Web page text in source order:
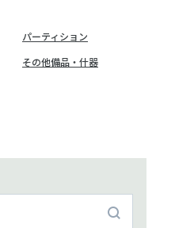
パーティション
その他備品・什器